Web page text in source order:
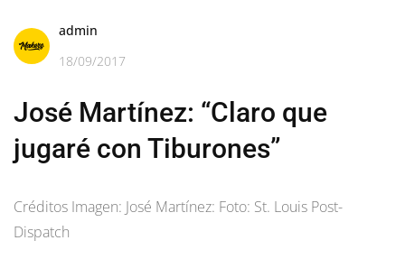
admin
18/09/2017
José Martínez: “Claro que
jugaré con Tiburones”
Créditos Imagen: José Martínez: Foto: St. Louis Post-
Dispatch